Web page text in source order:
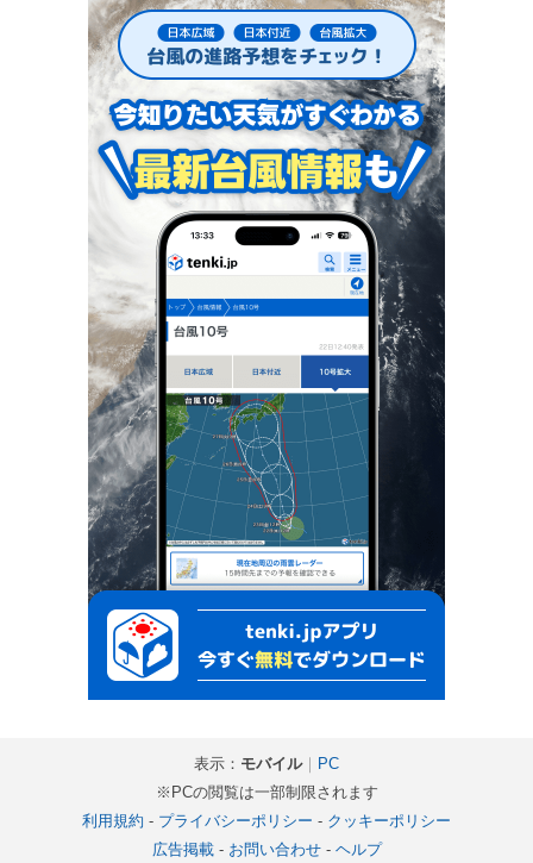
表示： モバイル｜ PC
※PCの閲覧は一部制限されます
利用規約 - プライバシーポリシー - クッキーポリシー
広告掲載- お問い合わせ- ヘルプ